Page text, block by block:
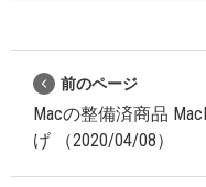
前のページ
Macの整備済商品
げ （2020/04/08）